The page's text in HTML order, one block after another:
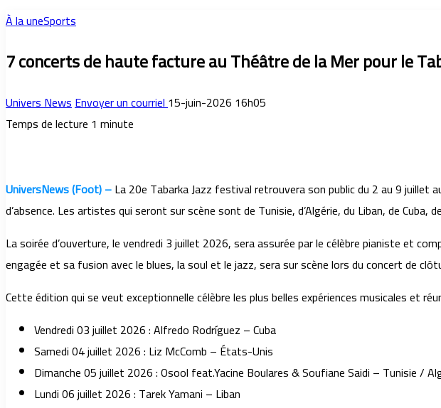
À la uneSports
7 concerts de haute facture au Théâtre de la Mer pour le
Univers NewsEnvoyer un courriel15-juin-2026 16h05
Temps de lecture 1 minute
UniversNews (Foot) –La 20e Tabarka Jazz festival retrouvera son public du 2 au 9
d’absence. Les artistes qui seront sur scène sont de Tunisie, d’Algérie, du Liban, de
La soirée d’ouverture, le vendredi 3 juillet 2026, sera assurée par le célèbre pianiste et
engagée et sa fusion avec le blues, la soul et le jazz, sera sur scène lors du concert de
Cette édition qui se veut exceptionnelle célèbre les plus belles expériences musicales et
Vendredi 03 juillet 2026 : Alfredo Rodríguez – Cuba
Samedi 04 juillet 2026 : Liz McComb – États-Unis
Dimanche 05 juillet 2026 : Osool feat.Yacine Boulares & Soufiane Saidi – Tunisie /
Lundi 06 juillet 2026 : Tarek Yamani – Liban